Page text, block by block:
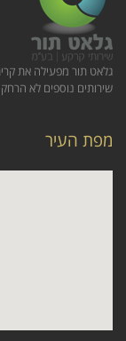
גלאט תור מפעילה את
שירותים נוספים לא
מפת העיר